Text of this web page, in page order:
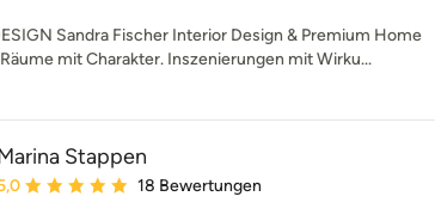
Sandra Fischer Interior Design & Premium Home
mit Charakter. Inszenierungen mit Wirku...
Stappen
Bewertung: 5 von 5 Sternen
18 Bewertungen